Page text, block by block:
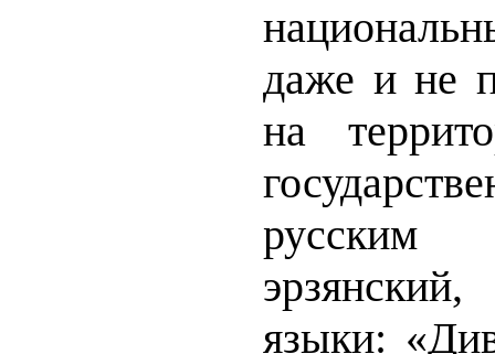
даже и не
на
русским
языки: